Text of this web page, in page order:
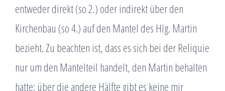
entweder direkt (so 2.) oder indirekt über den
Kirchenbau (so 4.) auf den Mantel des Hlg. Martin
bezieht. Zu beachten ist, dass es sich bei der Reliquie
nur um den Mantelteil handelt, den Martin behalten
hatte; über die andere Hälfte gibt es keine mir